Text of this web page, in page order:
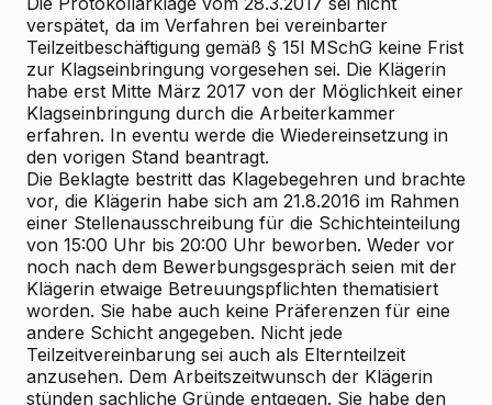
verspätet, da im Verfahren bei vereinbarter
Teilzeitbeschäftigung gemäß § 15l MSchG keine Frist
zur Klagseinbringung vorgesehen sei. Die Klägerin
habe erst Mitte März 2017 von der Möglichkeit einer
Klagseinbringung durch die Arbeiterkammer
erfahren. In eventu werde die Wiedereinsetzung in
den vorigen Stand beantragt.
Die Beklagte bestritt das Klagebegehren und brachte
vor, die Klägerin habe sich am 21.8.2016 im Rahmen
einer Stellenausschreibung für die Schichteinteilung
von 15:00 Uhr bis 20:00 Uhr beworben. Weder vor
noch nach dem Bewerbungsgespräch seien mit der
Klägerin etwaige Betreuungspflichten thematisiert
worden. Sie habe auch keine Präferenzen für eine
andere Schicht angegeben. Nicht jede
Teilzeitvereinbarung sei auch als Elternteilzeit
anzusehen. Dem Arbeitszeitwunsch der Klägerin
stünden sachliche Gründe entgegen. Sie habe den